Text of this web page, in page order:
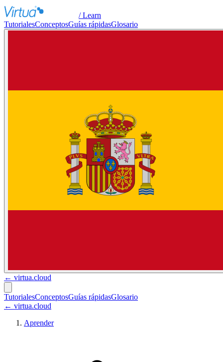
/ Learn
TutorialesConceptosGuías rápidasGlosario
← virtua.cloud
TutorialesConceptosGuías rápidasGlosario
← virtua.cloud
Aprender